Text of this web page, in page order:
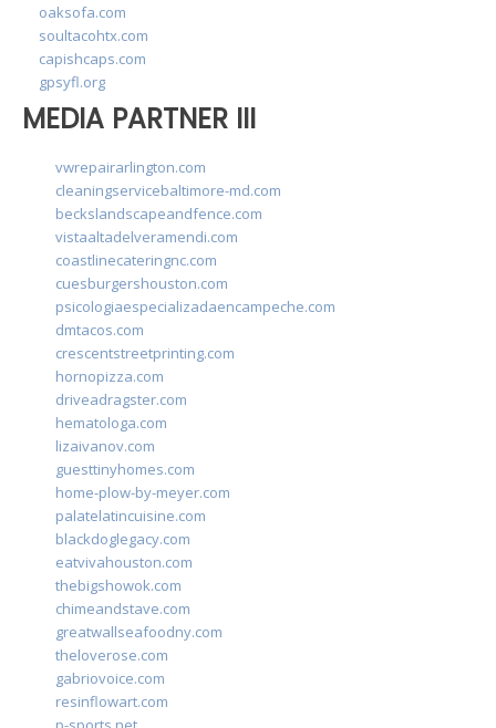
oaksofa.com
soultacohtx.com
capishcaps.com
gpsyfl.org
MEDIA PARTNER III
vwrepairarlington.com
cleaningservicebaltimore-md.com
beckslandscapeandfence.com
vistaaltadelveramendi.com
coastlinecateringnc.com
cuesburgershouston.com
psicologiaespecializadaencampeche.com
dmtacos.com
crescentstreetprinting.com
hornopizza.com
driveadragster.com
hematologa.com
lizaivanov.com
guesttinyhomes.com
home-plow-by-meyer.com
palatelatincuisine.com
blackdoglegacy.com
eatvivahouston.com
thebigshowok.com
chimeandstave.com
greatwallseafoodny.com
theloverose.com
gabriovoice.com
resinflowart.com